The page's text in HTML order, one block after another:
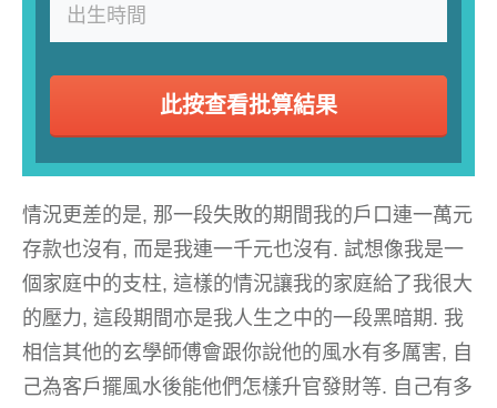
此按查看批算結果
情況更差的是, 那一段失敗的期間我的戶口連一萬元
存款也沒有, 而是我連一千元也沒有. 試想像我是一
個家庭中的支柱, 這樣的情況讓我的家庭給了我很大
的壓力, 這段期間亦是我人生之中的一段黑暗期. 我
相信其他的玄學師傅會跟你說他的風水有多厲害, 自
己為客戶擺風水後能他們怎樣升官發財等. 自己有多